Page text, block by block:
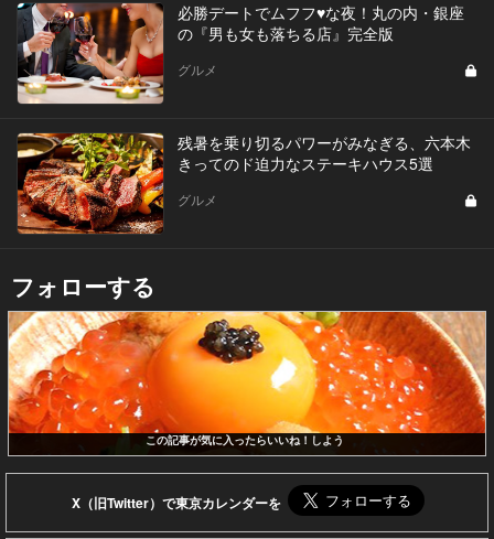
必勝デートでムフフ♥な夜！丸の内・銀座
の『男も女も落ちる店』完全版
グルメ
残暑を乗り切るパワーがみなぎる、六本木
きってのド迫力なステーキハウス5選
グルメ
フォローする
この記事が気に入ったらいいね！しよう
X（旧Twitter）で東京カレンダーを